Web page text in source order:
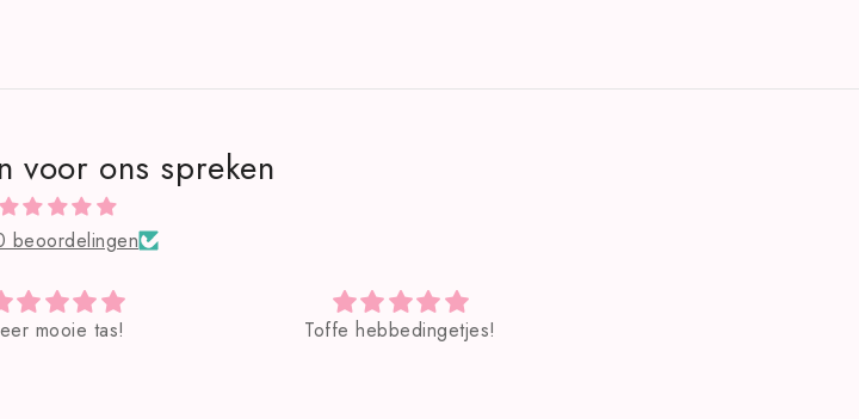
voor ons spreken
beoordelingen
hebbedingetjes!
KOFFIEkoffertje en een goed